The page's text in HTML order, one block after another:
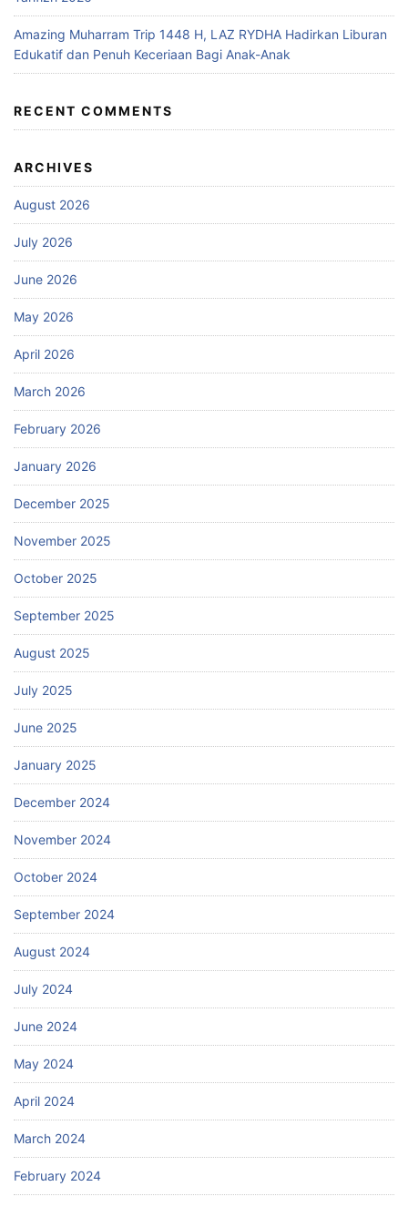
Amazing Muharram Trip 1448 H, LAZ RYDHA Hadirkan Liburan
Edukatif dan Penuh Keceriaan Bagi Anak-Anak
RECENT COMMENTS
ARCHIVES
August 2026
July 2026
June 2026
May 2026
April 2026
March 2026
February 2026
January 2026
December 2025
November 2025
October 2025
September 2025
August 2025
July 2025
June 2025
January 2025
December 2024
November 2024
October 2024
September 2024
August 2024
July 2024
June 2024
May 2024
April 2024
March 2024
February 2024